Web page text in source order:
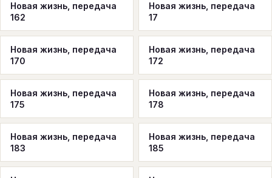
Новая жизнь, передача
162
Новая жизнь, передача
17
Новая жизнь, передача
170
Новая жизнь, передача
172
Новая жизнь, передача
175
Новая жизнь, передача
178
Новая жизнь, передача
183
Новая жизнь, передача
185